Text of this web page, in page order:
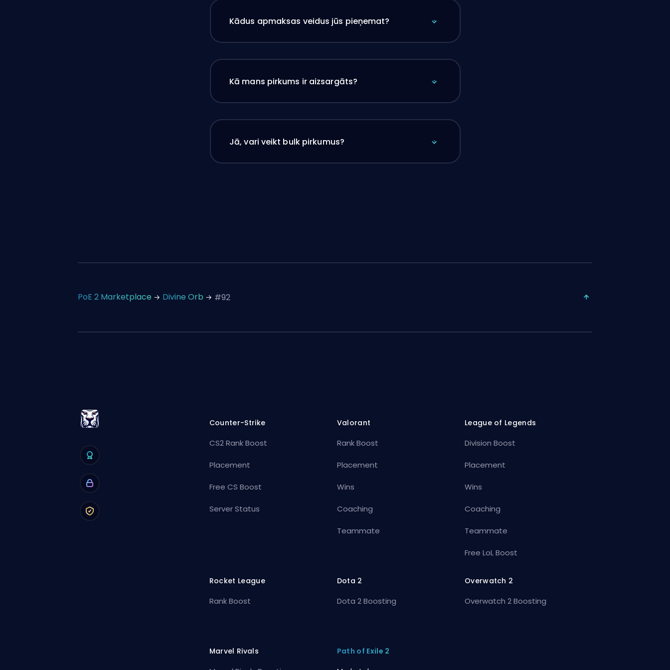
Kādus apmaksas veidus jūs pieņemat?
Kā mans pirkums ir aizsargāts?
Jā, vari veikt bulk pirkumus?
PoE 2 Marketplace Divine Orb #92
Counter-Strike
CS2 Rank Boost
Placement
Free CS Boost
Server Status
Valorant
Rank Boost
Placement
Wins
Coaching
Teammate
League of Legends
Division Boost
Placement
Wins
Coaching
Teammate
Free LoL Boost
Rocket League
Rank Boost
Dota 2
Dota 2 Boosting
Overwatch 2
Overwatch 2 Boosting
Marvel Rivals Path of Exile 2